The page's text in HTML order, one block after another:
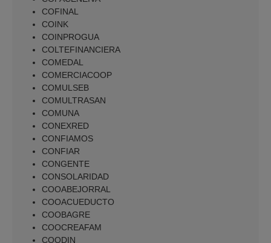
COFINAL
COINK
COINPROGUA
COLTEFINANCIERA
COMEDAL
COMERCIACOOP
COMULSEB
COMULTRASAN
COMUNA
CONEXRED
CONFIAMOS
CONFIAR
CONGENTE
CONSOLARIDAD
COOABEJORRAL
COOACUEDUCTO
COOBAGRE
COOCREAFAM
COODIN